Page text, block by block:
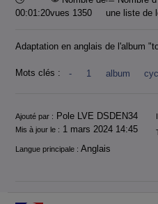
00:01:20vues 1350
une liste de
Adaptation en anglais de l'album
Mots clés : - 1 album
Informations
Ajouté par : Pole LVE DSDEN34
Mis à jour le : 1 mars 2024 14:45
Langue principale : Anglais